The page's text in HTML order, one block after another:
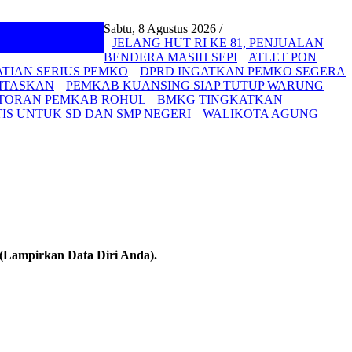
Sabtu, 8 Agustus 2026 /
JELANG HUT RI KE 81, PENJUALAN
BENDERA MASIH SEPI
ATLET PON
SERIUS PEMKO
DPRD INGATKAN PEMKO SEGERA
PEMKAB KUANSING SIAP TUTUP WARUNG
PEMKAB ROHUL
BMKG TINGKATKAN
UNTUK SD DAN SMP NEGERI
WALIKOTA AGUNG
(Lampirkan Data Diri Anda).